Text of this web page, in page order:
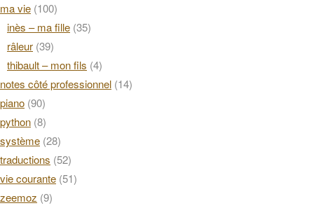
ma vie (100)
inès – ma fille (35)
râleur (39)
thibault – mon fils (4)
notes côté professionnel (14)
piano (90)
python (8)
système (28)
traductions (52)
vie courante (51)
zeemoz (9)